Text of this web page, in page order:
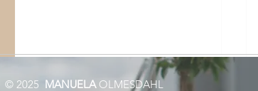
© 2025 MANUELA OLMESDAHL